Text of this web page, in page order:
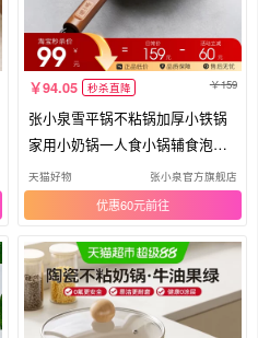
94.05 秒杀直降 159
张小泉雪平锅不粘锅加厚小铁锅
家用小奶锅一人食小锅辅食泡面
锅
天猫好物 张小泉官方旗舰店
优惠60元